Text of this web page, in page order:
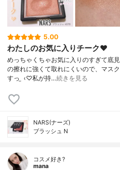
5.00
わたしのお気に入りチーク‪‪❤︎‬
めっちゃくちゃお気に入りのすぎて底
の擦れに強くて取れにくいので、マス
すっ ̫ ‹♡私が持…続きを見る
NARS(ナーズ)
ブラッシュ N
コスメ好き?
mana